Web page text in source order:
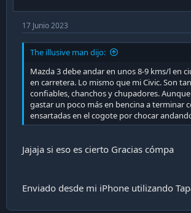
17 Junio 2023
The illusive man dijo:
Mazda 3 debe andar en unos 8-9 kms/l en
en carretera. Lo mismo que mi Civic. Son
confiables, chanchos y chupadores.
gastar un poco más en bencina a terminar
ensartadas en el cogote por chocar
Jajaja si eso es cierto Gracias cómpa
Enviado desde mi iPhone utilizando